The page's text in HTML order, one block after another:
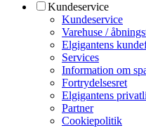
Kundeservice
Kundeservice
Varehuse /
Elgigantens
Services
Information om
Fortrydelsesret
Elgigantens
Partner
Cookiepolitik